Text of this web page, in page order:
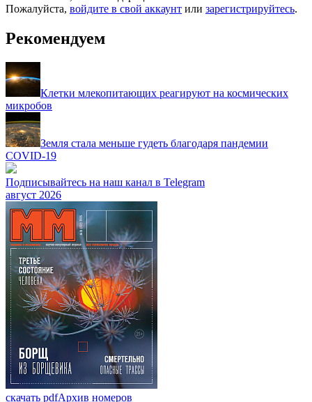
Пожалуйста, войдите в свой аккаунт или зарегистрируйтесь.
Рекомендуем
Клетки млекопитающих реагируют на космических
микробов
Земля стала меньше гудеть благодаря пандемии
COVID-19
Подписывайтесь на наш канал в Telegram
август 2026
скачать pdfАрхив номеров